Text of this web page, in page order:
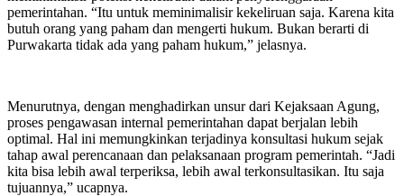
pemerintahan. “Itu untuk meminimalisir kekeliruan saja. Karena kita
butuh orang yang paham dan mengerti hukum. Bukan berarti di
Purwakarta tidak ada yang paham hukum,” jelasnya.
Menurutnya, dengan menghadirkan unsur dari Kejaksaan Agung,
proses pengawasan internal pemerintahan dapat berjalan lebih
optimal. Hal ini memungkinkan terjadinya konsultasi hukum sejak
tahap awal perencanaan dan pelaksanaan program pemerintah. “Jadi
kita bisa lebih awal terperiksa, lebih awal terkonsultasikan. Itu saja
tujuannya,” ucapnya.